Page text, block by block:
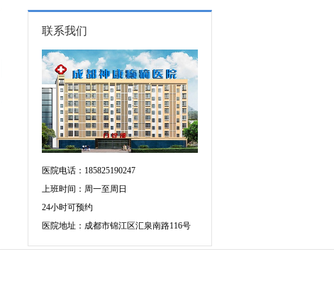
联系我们
医院电话：185825190247
上班时间：周一至周日
24小时可预约
医院地址：成都市锦江区汇泉南路116号